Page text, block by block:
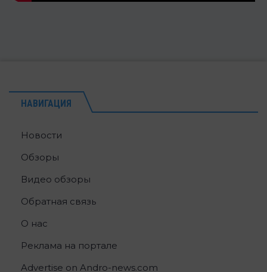
НАВИГАЦИЯ
Новости
Обзоры
Видео обзоры
Обратная связь
О нас
Реклама на портале
Advertise on Andro-news.com